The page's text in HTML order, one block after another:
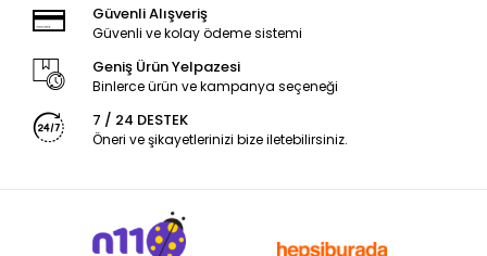
Güvenli Alışveriş
Güvenli ve kolay ödeme sistemi
Geniş Ürün Yelpazesi
Binlerce ürün ve kampanya seçeneği
7 / 24 DESTEK
Öneri ve şikayetlerinizi bize iletebilirsiniz.